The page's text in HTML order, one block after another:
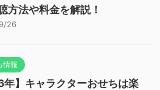
方法や料金を解説！
26
情報
年】キャラクターおせちは楽